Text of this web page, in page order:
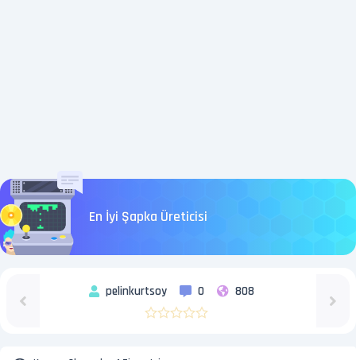
En İyi Şapka Üreticisi
pelinkurtsoy 0 808